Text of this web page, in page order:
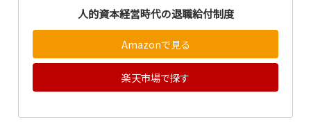
人的資本経営時代の退職給付制度
Amazonで見る
楽天市場で探す